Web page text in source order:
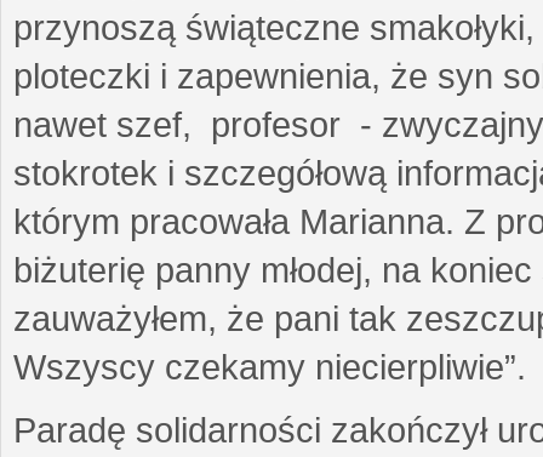
przynoszą świąteczne
ploteczki i zapewnienia, że syn
nawet szef, profesor -
stokrotek i szczegółową
którym pracowała Marianna. Z
biżuterię panny młodej, na
zauważyłem, że pani tak
Wszyscy czekamy niecierpliwie”.
Paradę solidarności zakończył